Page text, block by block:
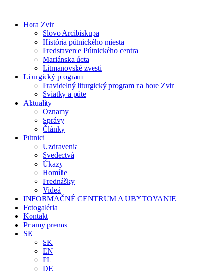
obsah
Hora Zvir
Slovo Arcibiskupa
História pútnického miesta
Predstavenie Pútnického centra
Mariánska úcta
Litmanovské zvesti
Liturgický program
Pravidelný liturgický program na hore Zvir
Sviatky a púte
Aktuality
Oznamy
Správy
Články
Pútnici
Uzdravenia
Svedectvá
Úkazy
Homílie
Prednášky
Videá
INFORMAČNÉ CENTRUM A UBYTOVANIE
Fotogaléria
Kontakt
Priamy prenos
SK
SK
EN
PL
DE